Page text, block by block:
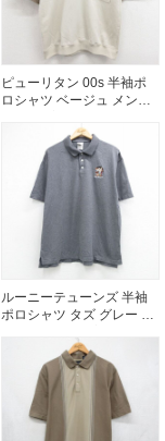
ピューリタン 00s 半袖ポ
ロシャツ ベージュ メンズL
ルーニーテューンズ 半袖
ポロシャツ タズ グレー メ